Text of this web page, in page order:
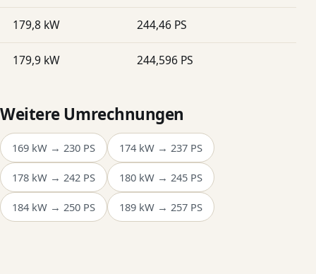
179,8 kW 244,46 PS
179,9 kW 244,596 PS
Weitere Umrechnungen
169 kW → 230 PS 174 kW → 237 PS
178 kW → 242 PS 180 kW → 245 PS
184 kW → 250 PS 189 kW → 257 PS